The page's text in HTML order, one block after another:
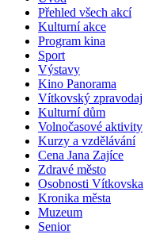
Přehled všech akcí
Kulturní akce
Program kina
Sport
Výstavy
Kino Panorama
Vítkovský zpravodaj
Kulturní dům
Volnočasové aktivity
Kurzy a vzdělávání
Cena Jana Zajíce
Zdravé město
Osobnosti Vítkovska
Kronika města
Muzeum
Senior